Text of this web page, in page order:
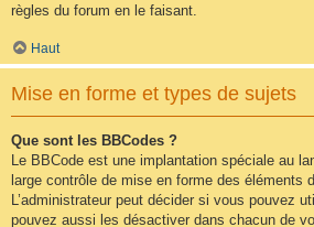
règles du forum en le faisant.
Haut
Mise en forme et types de sujets
Que sont les BBCodes ?
Le BBCode est une implantation spéciale au
large contrôle de mise en forme des éléments
L’administrateur peut décider si vous pouvez
pouvez aussi les désactiver dans chacun de